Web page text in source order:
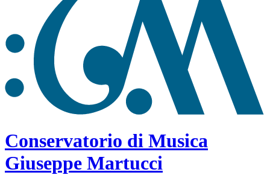
Conservatorio di Musica
Giuseppe Martucci